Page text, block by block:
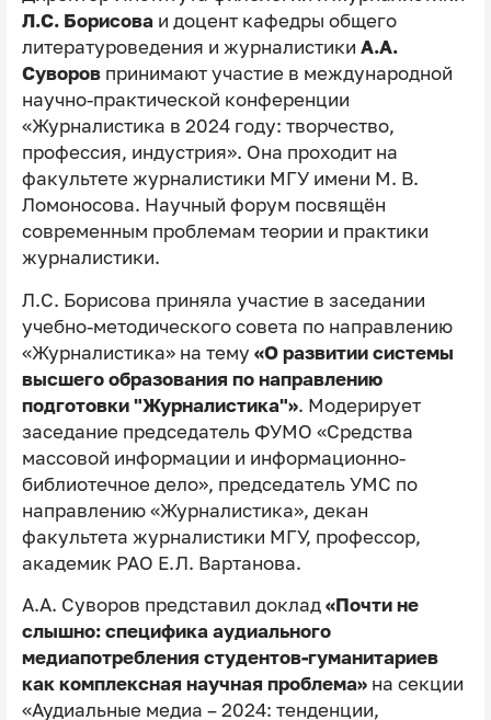
Л.С. Борисоваи доцент кафедры общего
литературоведения и журналистики А.А.
Суворовпринимают участие в международной
научно-практической конференции
«Журналистика в 2024 году: творчество,
профессия, индустрия». Она проходит на
факультете журналистики МГУ имени М. В.
Ломоносова. Научный форум посвящён
современным проблемам теории и практики
журналистики.
Л.С. Борисова приняла участие в заседании
учебно-методического совета по направлению
«Журналистика» на тему «О развитии системы
высшего образования по направлению
подготовки "Журналистика"». Модерирует
заседание председатель ФУМО «Средства
массовой информации и информационно-
библиотечное дело», председатель УМС по
направлению «Журналистика», декан
факультета журналистики МГУ, профессор,
академик РАО Е.Л. Вартанова.
А.А. Суворов представил доклад «Почти не
слышно: специфика аудиального
медиапотребления студентов-гуманитариев
как комплексная научная проблема»на секции
«Аудиальные медиа – 2024: тенденции,